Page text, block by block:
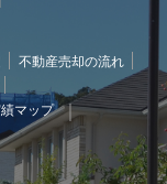
不動産売却の流れ
マップ